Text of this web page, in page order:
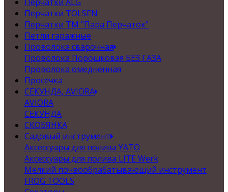
Перчатки TOLSEN
Перчатки ТМ "Пара Перчаток"
Петли гаражные
Проволока сварочная
Проволока Порошковая БЕЗ ГАЗА
Проволока омедненная
Просечка
СЕКУНДА, AVIORA
AVIORA
СЕКУНДА
СКОБЯНКА
Садовый инструмент
Аксессуары для полива YATO
Аксессуары для полива LITE Werk
Мелкий почвообрабатывающий инструмент
FROG TOOLS